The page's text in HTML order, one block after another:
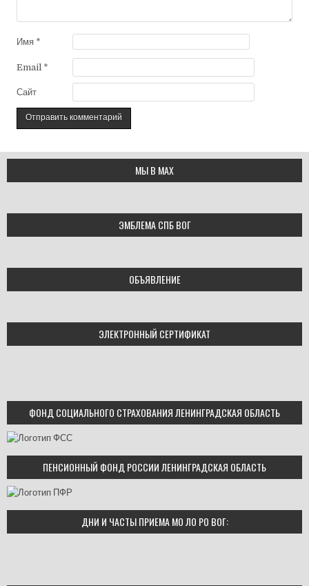
Имя *
Email *
Сайт
МЫ В МАХ
ЭМБЛЕМА СПБ ВОГ
ОБЪЯВЛЕНИЕ
ЭЛЕКТРОННЫЙ СЕРТИФИКАТ
ФОНД СОЦИАЛЬНОГО СТРАХОВАНИЯ ЛЕНИНГРАДСКАЯ ОБЛАСТЬ
ПЕНСИОННЫЙ ФОНД РОССИИ ЛЕНИНГРАДСКАЯ ОБЛАСТЬ
ДНИ И ЧАСТЫ ПРИЕМА МО ЛО РО ВОГ: